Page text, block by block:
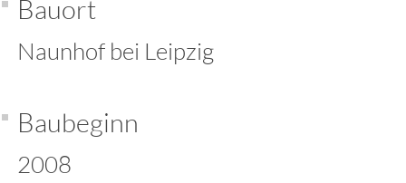
Bauort
Naunhof bei Leipzig
Baubeginn
2008